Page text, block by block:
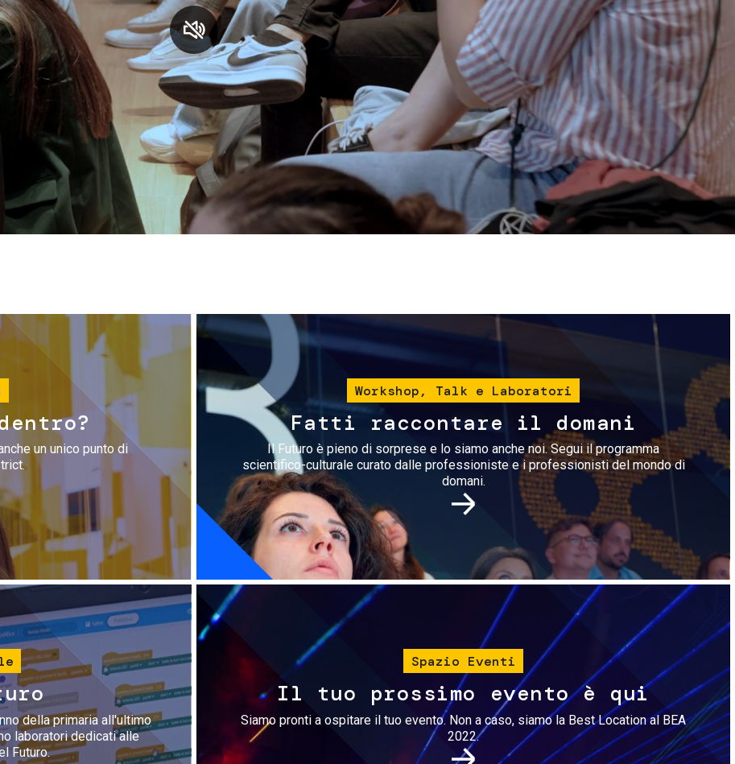
Servizi e accessibilità
Contatti
Biglietti
un unico punto di
Immagine
Workshop, Talk e Laboratori
Fatti raccontare il domani
Il Futuro è pieno di sorprese e lo siamo anche noi. Segui il programma
scientifico-culturale curato dalle professioniste e i professionisti del mondo di
domani.
della primaria all'ultimo
laboratori dedicati alle
Futuro.
Immagine
Spazio Eventi
Il tuo prossimo evento è qui
Siamo pronti a ospitare il tuo evento. Non a caso, siamo la Best Location al BEA
2022.